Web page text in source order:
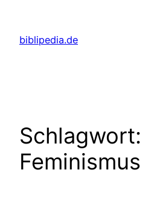
springen
biblipedia.de
Schlagwort:
Feminismus